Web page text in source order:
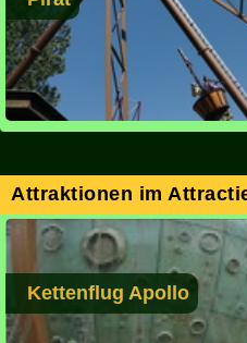
Attraktionen im
Kettenflug Apollo